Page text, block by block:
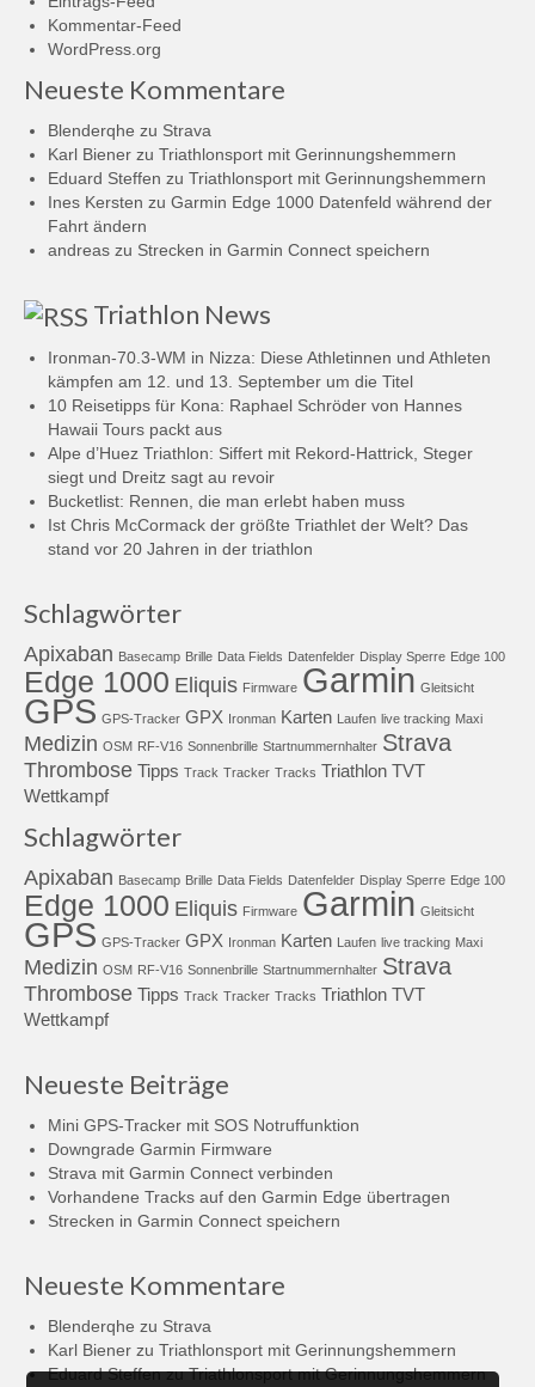
Kommentar-Feed
WordPress.org
Neueste Kommentare
Blenderqhe zu Strava
Karl Biener zu Triathlonsport mit Gerinnungshemmern
Eduard Steffen zu Triathlonsport mit Gerinnungshemmern
Ines Kersten zu Garmin Edge 1000 Datenfeld während der
Fahrt ändern
andreas zu Strecken in Garmin Connect speichern
Triathlon News
Ironman-70.3-WM in Nizza: Diese Athletinnen und Athleten
kämpfen am 12. und 13. September um die Titel
10 Reisetipps für Kona: Raphael Schröder von Hannes
Hawaii Tours packt aus
Alpe d’Huez Triathlon: Siffert mit Rekord-Hattrick, Steger
siegt und Dreitz sagt au revoir
Bucketlist: Rennen, die man erlebt haben muss
Ist Chris McCormack der größte Triathlet der Welt? Das
stand vor 20 Jahren in der triathlon
Schlagwörter
Apixaban Basecamp Brille Data Fields Datenfelder Display Sperre Edge 100
Edge 1000 Eliquis Firmware Garmin Gleitsicht
GPS GPS-Tracker GPX Ironman Karten Laufen live tracking Maxi
Medizin OSM RF-V16 Sonnenbrille Startnummernhalter Strava
Thrombose Tipps Track Tracker Tracks Triathlon TVT
Wettkampf
Schlagwörter
Apixaban Basecamp Brille Data Fields Datenfelder Display Sperre Edge 100
Edge 1000 Eliquis Firmware Garmin Gleitsicht
GPS GPS-Tracker GPX Ironman Karten Laufen live tracking Maxi
Medizin OSM RF-V16 Sonnenbrille Startnummernhalter Strava
Thrombose Tipps Track Tracker Tracks Triathlon TVT
Wettkampf
Neueste Beiträge
Mini GPS-Tracker mit SOS Notruffunktion
Downgrade Garmin Firmware
Strava mit Garmin Connect verbinden
Vorhandene Tracks auf den Garmin Edge übertragen
Strecken in Garmin Connect speichern
Neueste Kommentare
Blenderqhe zu Strava
Karl Biener zu Triathlonsport mit Gerinnungshemmern
Eduard SteffenzuTriathlonsport mit Gerinnungshemmern